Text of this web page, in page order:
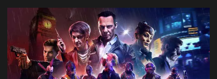
ZALOGUJ SIĘ LUB ZAREJESTRUJ